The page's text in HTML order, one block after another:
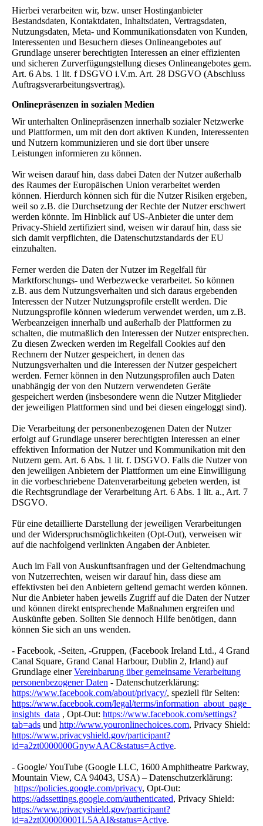
Hierbei verarbeiten wir, bzw. unser Hostinganbieter
Bestandsdaten, Kontaktdaten, Inhaltsdaten, Vertragsdaten,
Nutzungsdaten, Meta- und Kommunikationsdaten von Kunden,
Interessenten und Besuchern dieses Onlineangebotes auf
Grundlage unserer berechtigten Interessen an einer effizienten
und sicheren Zurverfügungstellung dieses Onlineangebotes gem.
Art. 6 Abs. 1 lit. f DSGVO i.V.m. Art. 28 DSGVO (Abschluss
Auftragsverarbeitungsvertrag).
Onlinepräsenzen in sozialen Medien
Wir unterhalten Onlinepräsenzen innerhalb sozialer Netzwerke
und Plattformen, um mit den dort aktiven Kunden, Interessenten
und Nutzern kommunizieren und sie dort über unsere
Leistungen informieren zu können.
Wir weisen darauf hin, dass dabei Daten der Nutzer außerhalb
des Raumes der Europäischen Union verarbeitet werden
können. Hierdurch können sich für die Nutzer Risiken ergeben,
weil so z.B. die Durchsetzung der Rechte der Nutzer erschwert
werden könnte. Im Hinblick auf US-Anbieter die unter dem
Privacy-Shield zertifiziert sind, weisen wir darauf hin, dass sie
sich damit verpflichten, die Datenschutzstandards der EU
einzuhalten.
Ferner werden die Daten der Nutzer im Regelfall für
Marktforschungs- und Werbezwecke verarbeitet. So können
z.B. aus dem Nutzungsverhalten und sich daraus ergebenden
Interessen der Nutzer Nutzungsprofile erstellt werden. Die
Nutzungsprofile können wiederum verwendet werden, um z.B.
Werbeanzeigen innerhalb und außerhalb der Plattformen zu
schalten, die mutmaßlich den Interessen der Nutzer entsprechen.
Zu diesen Zwecken werden im Regelfall Cookies auf den
Rechnern der Nutzer gespeichert, in denen das
Nutzungsverhalten und die Interessen der Nutzer gespeichert
werden. Ferner können in den Nutzungsprofilen auch Daten
unabhängig der von den Nutzern verwendeten Geräte
gespeichert werden (insbesondere wenn die Nutzer Mitglieder
der jeweiligen Plattformen sind und bei diesen eingeloggt sind).
Die Verarbeitung der personenbezogenen Daten der Nutzer
erfolgt auf Grundlage unserer berechtigten Interessen an einer
effektiven Information der Nutzer und Kommunikation mit den
Nutzern gem. Art. 6 Abs. 1 lit. f. DSGVO. Falls die Nutzer von
den jeweiligen Anbietern der Plattformen um eine Einwilligung
in die vorbeschriebene Datenverarbeitung gebeten werden, ist
die Rechtsgrundlage der Verarbeitung Art. 6 Abs. 1 lit. a., Art. 7
DSGVO.
Für eine detaillierte Darstellung der jeweiligen Verarbeitungen
und der Widerspruchsmöglichkeiten (Opt-Out), verweisen wir
auf die nachfolgend verlinkten Angaben der Anbieter.
Auch im Fall von Auskunftsanfragen und der Geltendmachung
von Nutzerrechten, weisen wir darauf hin, dass diese am
effektivsten bei den Anbietern geltend gemacht werden können.
Nur die Anbieter haben jeweils Zugriff auf die Daten der Nutzer
und können direkt entsprechende Maßnahmen ergreifen und
Auskünfte geben. Sollten Sie dennoch Hilfe benötigen, dann
können Sie sich an uns wenden.
- Facebook, -Seiten, -Gruppen, (Facebook Ireland Ltd., 4 Grand
Canal Square, Grand Canal Harbour, Dublin 2, Irland) auf
Grundlage einerVereinbarung über gemeinsame Verarbeitung
personenbezogener Daten - Datenschutzerklärung:
https://www.facebook.com/about/privacy/, speziell für Seiten:
https://www.facebook.com/legal/terms/information_about_page_
insights_data , Opt-Out: https://www.facebook.com/settings?
tab=ads und http://www.youronlinechoices.com, Privacy Shield:
https://www.privacyshield.gov/participant?
id=a2zt0000000GnywAAC&status=Active.
- Google/ YouTube (Google LLC, 1600 Amphitheatre Parkway,
Mountain View, CA 94043, USA) – Datenschutzerklärung:
https://policies.google.com/privacy, Opt-Out:
https://adssettings.google.com/authenticated, Privacy Shield:
https://www.privacyshield.gov/participant?
id=a2zt000000001L5AAI&status=Active.